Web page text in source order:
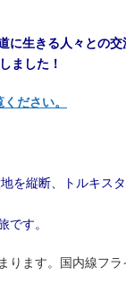
に生きる人々との交
ました！
ださい。
を縦断、トルキス
です。
ます。国内線フラ